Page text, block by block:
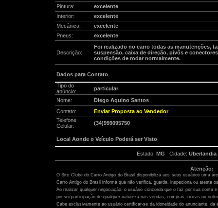
Pintura:
excelente
Interior:
excelente
Mecânica:
excelente
Pneus:
excelente
Descrição:
Foi realizado no carro todas as manutenções,
suspensão, caixa de direção, pivôs e
condições de rodar normalmente.
Dados para Contato
Tipo do
anúncio:
particular
Nome:
Diego Aquino Santos
Contato:
Enviar Proposta ao Vendedor
Telefone
Celular:
(34)999095750
Local Aonde o Veículo Poderá ser Visto
Estado: MG Cidade: Uberlandia
Atenção:
O Site Clube do Carro Antigo do Brasil disponibiliza aos seus usuários uma
Carro Antigo do Brasil informa que não verifica, guarda, inspeciona ou atesta
Ao realizar qualquer negociação, o usuário concorda que o faz por sua conta
possui participação de qualquer natureza nas vendas, compras, trocas ou
Cabe exclusivamente ao usuário certificar-se da idoneidade do anunciante,